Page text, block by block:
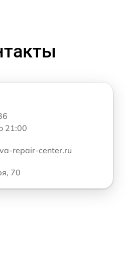
21:00
repair-center.ru
70